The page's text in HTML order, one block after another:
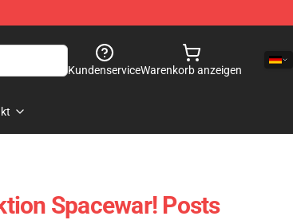
KundenserviceWarenkorb anzeigen
Spacewar! Posts